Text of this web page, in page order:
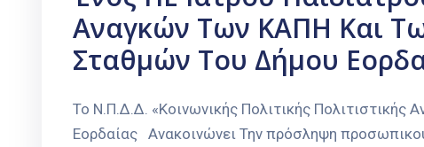
Αναγκών Των ΚΑΠΗ Και
Σταθμών Του Δήμου
Το Ν.Π.Δ.Δ. «Κοινωνικής Πολιτικής Πολιτιστικής
Εορδαίας Ανακοινώνει Την πρόσληψη